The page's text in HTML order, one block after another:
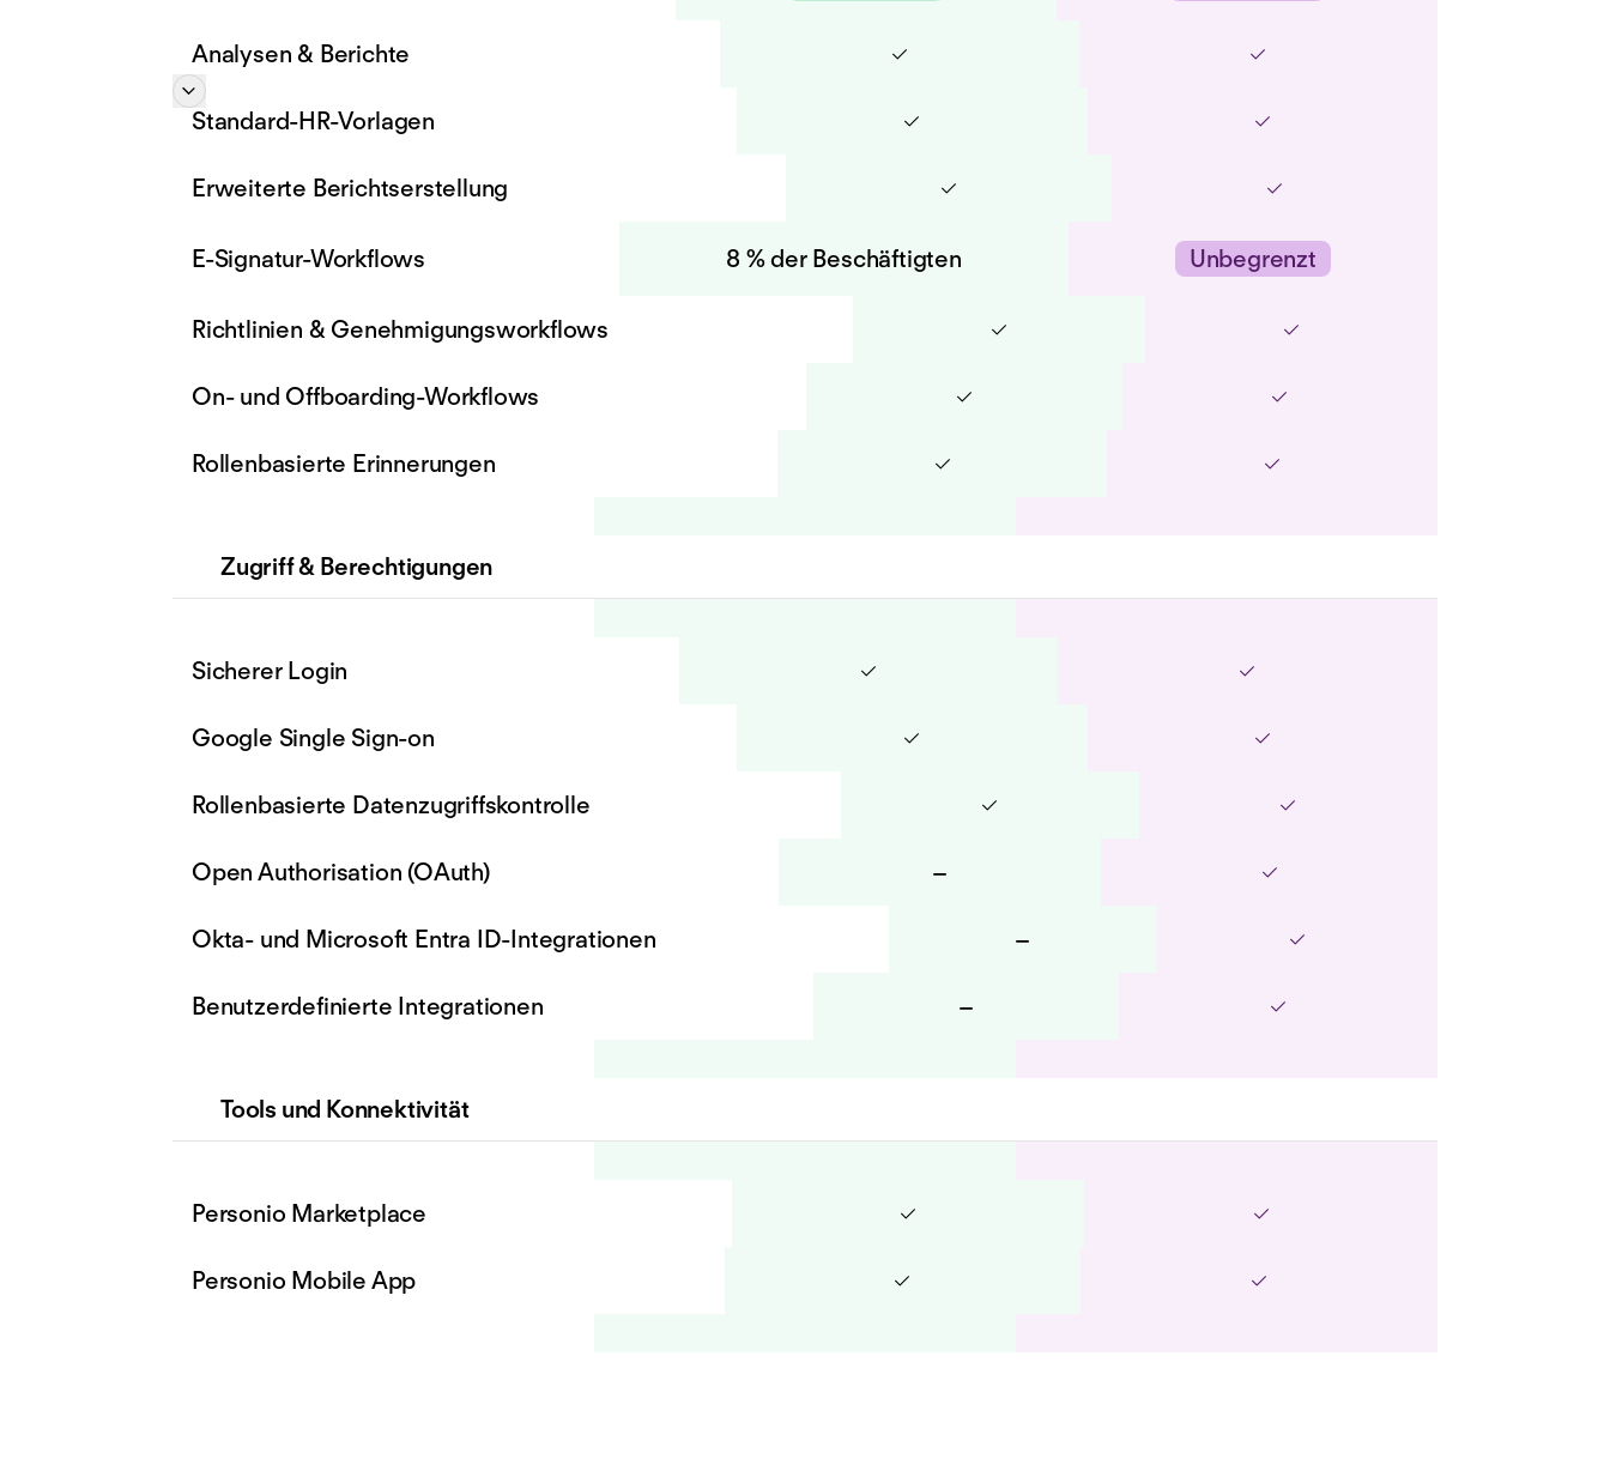
Analysen & Berichte
Standard-HR-Vorlagen
Erweiterte Berichtserstellung
E-Signatur-Workflows 8 % der Beschäftigten Unbegrenzt
Richtlinien & Genehmigungsworkflows
On- und Offboarding-Workflows
Rollenbasierte Erinnerungen
Zugriff & Berechtigungen
Sicherer Login
Google Single Sign-on
Rollenbasierte Datenzugriffskontrolle
Open Authorisation (OAuth) –
Okta- und Microsoft Entra ID-Integrationen –
Benutzerdefinierte Integrationen –
Tools und Konnektivität
Personio Marketplace
Personio Mobile App